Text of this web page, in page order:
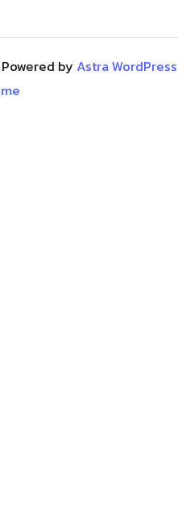
by Astra WordPress